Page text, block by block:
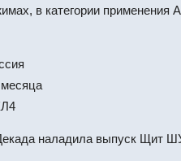
в категории применения
наладила выпуск Щит